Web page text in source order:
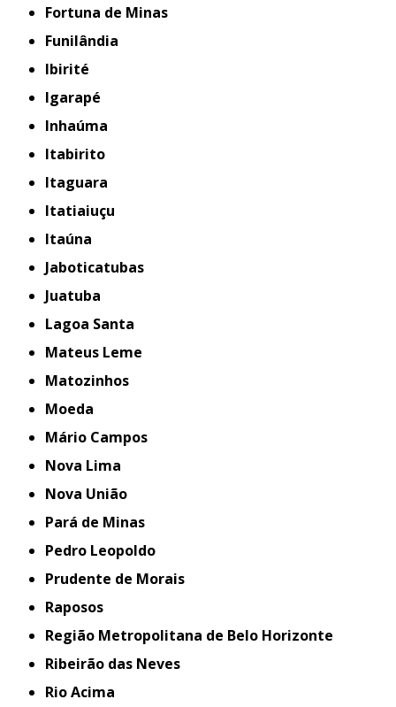
Fortuna de Minas
Funilândia
Ibirité
Igarapé
Inhaúma
Itabirito
Itaguara
Itatiaiuçu
Itaúna
Jaboticatubas
Juatuba
Lagoa Santa
Mateus Leme
Matozinhos
Moeda
Mário Campos
Nova Lima
Nova União
Pará de Minas
Pedro Leopoldo
Prudente de Morais
Raposos
Região Metropolitana de Belo Horizonte
Ribeirão das Neves
Rio Acima